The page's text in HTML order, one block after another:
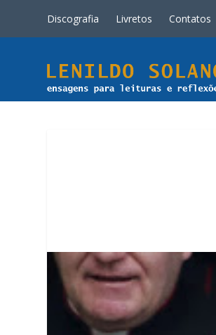
Discografia Livretos Contatos